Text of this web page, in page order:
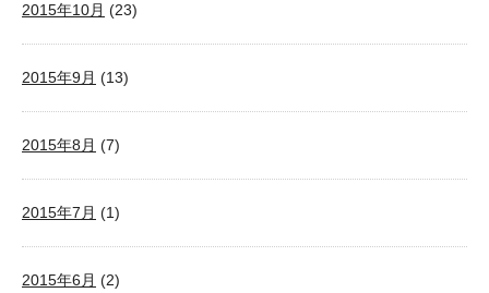
2015年10月 (23)
2015年9月 (13)
2015年8月 (7)
2015年7月 (1)
2015年6月 (2)